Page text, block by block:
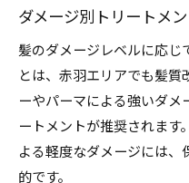
ダメージ別トリートメ
髪のダメージレベルに応じ
とは、赤羽エリアでも髪質
ーやパーマによる強いダメ
ートメントが推奨されます
よる軽度なダメージには、
的です。